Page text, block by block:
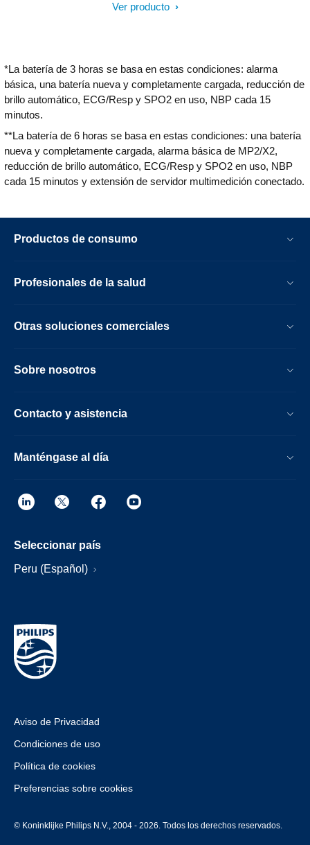
provechosa experiencia – Centro de
Ver producto
*La batería de 3 horas se basa en estas condiciones: alarma
básica, una batería nueva y completamente cargada, reducción de
brillo automático, ECG/Resp y SPO2 en uso, NBP cada 15
minutos.
**La batería de 6 horas se basa en estas condiciones: una batería
nueva y completamente cargada, alarma básica de MP2/X2,
reducción de brillo automático, ECG/Resp y SPO2 en uso, NBP
cada 15 minutos y extensión de servidor multimedición conectado.
Productos de consumo
Profesionales de la salud
Otras soluciones comerciales
Sobre nosotros
Contacto y asistencia
Manténgase al día
Seleccionar país
Peru (Español)
Aviso de Privacidad
Condiciones de uso
Política de cookies
Preferencias sobre cookies
© Koninklijke Philips N.V., 2004 - 2026. Todos los derechos reservados.